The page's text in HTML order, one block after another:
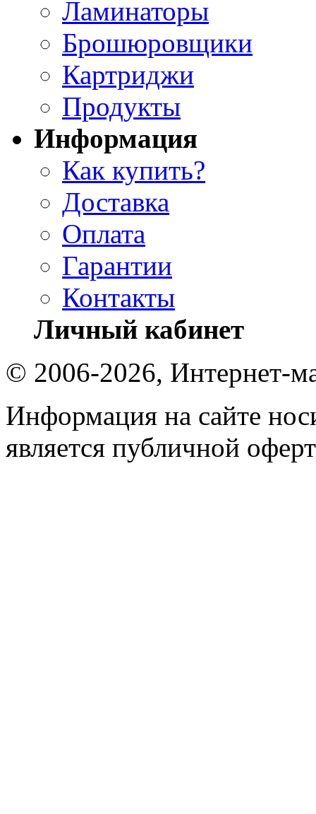
Ламинаторы
Брошюровщики
Картриджи
Продукты
Информация
Как купить?
Доставка
Оплата
Гарантии
Контакты
Личный кабинет
© 2006-2026, Интернет-
Информация на сайте
является публичной